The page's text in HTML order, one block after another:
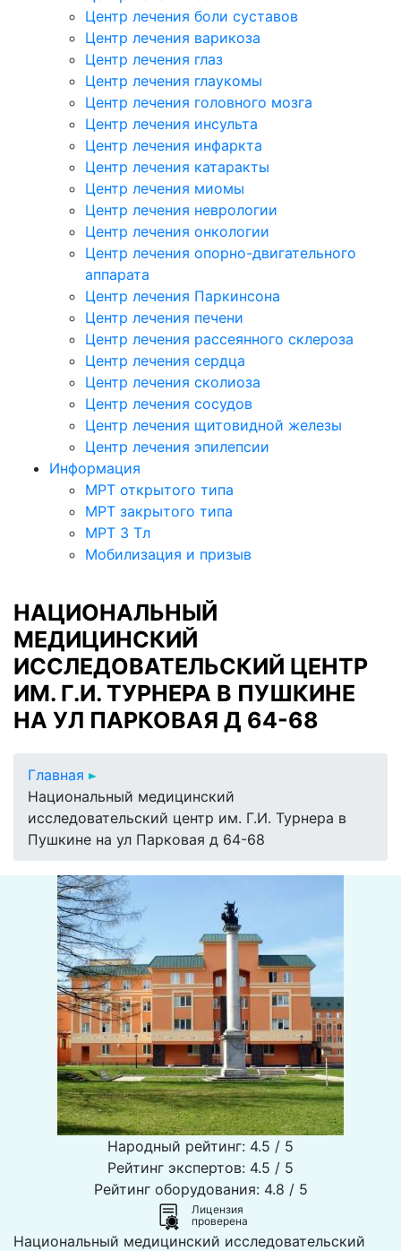
Центр лечения боли суставов
Центр лечения варикоза
Центр лечения глаз
Центр лечения глаукомы
Центр лечения головного мозга
Центр лечения инсульта
Центр лечения инфаркта
Центр лечения катаракты
Центр лечения миомы
Центр лечения неврологии
Центр лечения онкологии
Центр лечения опорно-двигательного
аппарата
Центр лечения Паркинсона
Центр лечения печени
Центр лечения рассеянного склероза
Центр лечения сердца
Центр лечения сколиоза
Центр лечения сосудов
Центр лечения щитовидной железы
Центр лечения эпилепсии
Информация
МРТ открытого типа
МРТ закрытого типа
МРТ 3 Тл
Мобилизация и призыв
НАЦИОНАЛЬНЫЙ
МЕДИЦИНСКИЙ
ИССЛЕДОВАТЕЛЬСКИЙ ЦЕНТР
ИМ. Г.И. ТУРНЕРА В ПУШКИНЕ
НА УЛ ПАРКОВАЯ Д 64-68
Главная
Национальный медицинский
исследовательский центр им. Г.И. Турнера в
Пушкине на ул Парковая д 64-68
Народный рейтинг: 4.5 / 5
Рейтинг экспертов: 4.5 / 5
Рейтинг оборудования: 4.8 / 5
Лицензия
проверена
Национальный медицинский исследовательский